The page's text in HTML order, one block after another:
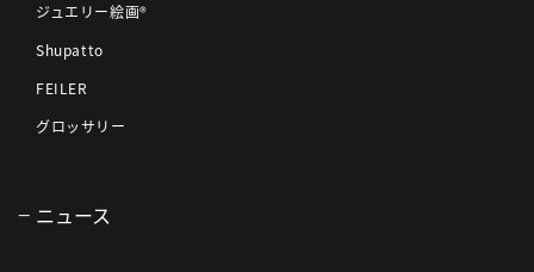
ジュエリー絵画®
Shupatto
FEILER
グロッサリー
ニュース